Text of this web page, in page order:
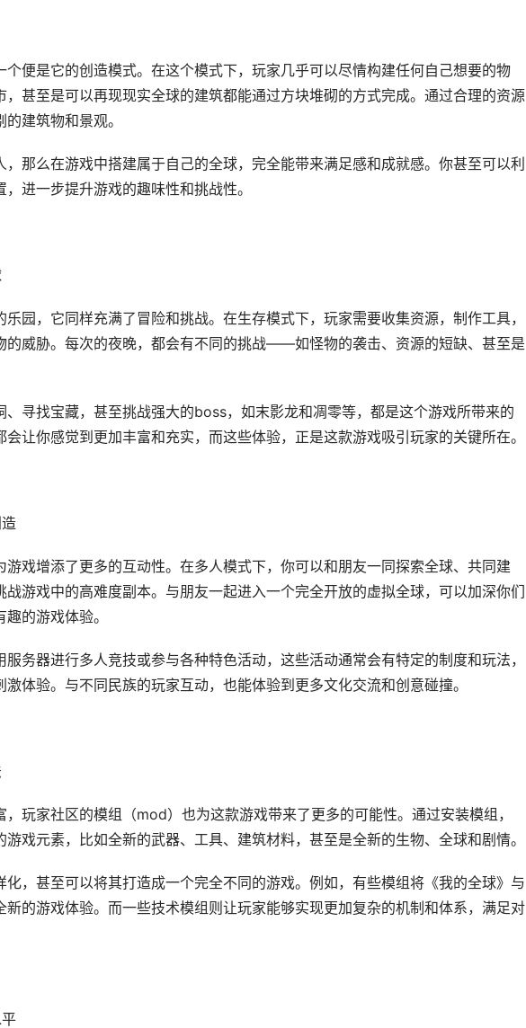
个便是它的创造模式。在这个模式下，玩家几乎可以尽情构建任何自己想要的物
，甚至是可以再现现实全球的建筑都能通过方块堆砌的方式完成。通过合理的资源
建筑物和景观。
那么在游戏中搭建属于自己的全球，完全能带来满足感和成就感。你甚至可以利
进一步提升游戏的趣味性和挑战性。
乐园，它同样充满了冒险和挑战。在生存模式下，玩家需要收集资源，制作工具，
的威胁。每次的夜晚，都会有不同的挑战——如怪物的袭击、资源的短缺、甚至是
寻找宝藏，甚至挑战强大的boss，如末影龙和凋零等，都是这个游戏所带来的
让你感觉到更加丰富和充实，而这些体验，正是这款游戏吸引玩家的关键所在。
游戏增添了更多的互动性。在多人模式下，你可以和朋友一同探索全球、共同建
游戏中的高难度副本。与朋友一起进入一个完全开放的虚拟全球，可以加深你们
的游戏体验。
务器进行多人竞技或参与各种特色活动，这些活动通常会有特定的制度和玩法，
体验。与不同民族的玩家互动，也能体验到更多文化交流和创意碰撞。
，玩家社区的模组（mod）也为这款游戏带来了更多的可能性。通过安装模组，
戏元素，比如全新的武器、工具、建筑材料，甚至是全新的生物、全球和剧情。
，甚至可以将其打造成一个完全不同的游戏。例如，有些模组将《我的全球》与
的游戏体验。而一些技术模组则让玩家能够实现更加复杂的机制和体系，满足对